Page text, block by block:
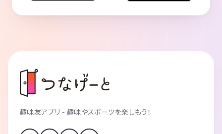
趣味友アプリ - 趣味やスポーツを楽しもう！